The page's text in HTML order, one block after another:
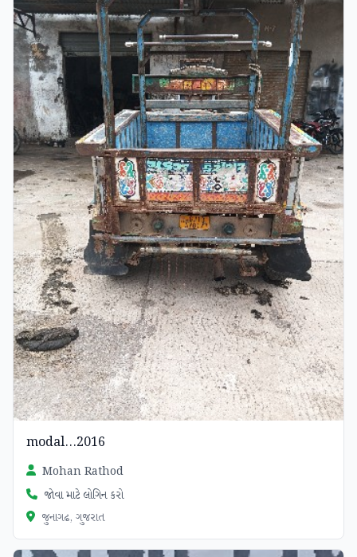
modal...2016
Mohan Rathod
જોવા માટે લોગિન કરો
જુનાગઢ, ગુજરાત